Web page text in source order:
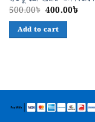
500.00৳ Original
was:
500.00৳.
400.00৳
Add to cart